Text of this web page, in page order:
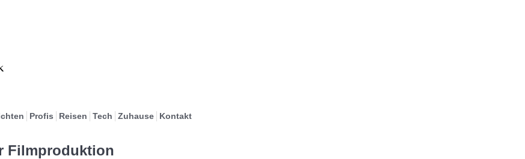
Profis Reisen Tech Zuhause Kontakt
Filmproduktion